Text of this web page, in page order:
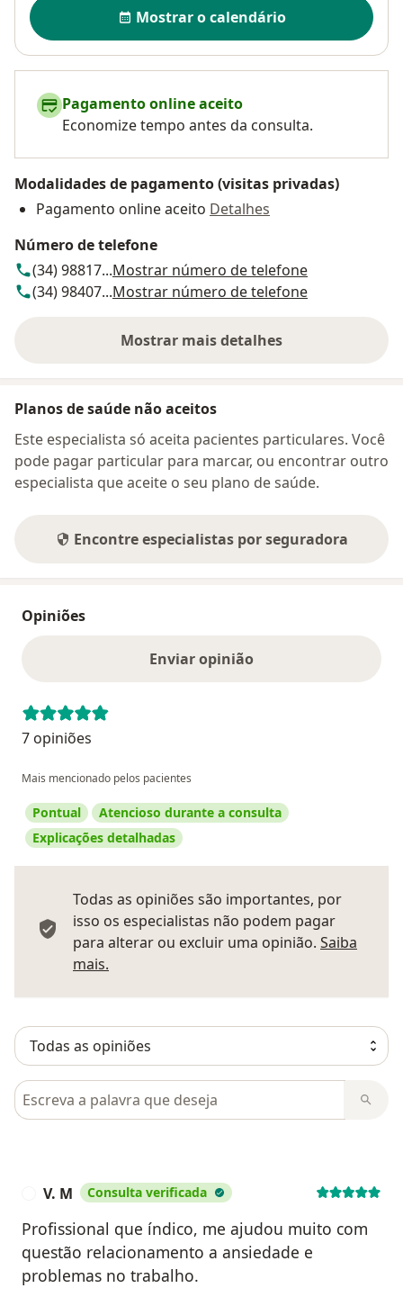
Mostrar o calendário
Pagamento online aceito
Economize tempo antes da consulta.
Modalidades de pagamento (visitas privadas)
Pagamento online aceito Detalhes
Número de telefone
(34) 98817...Mostrar número de telefone
(34) 98407...Mostrar número de telefone
Mostrar mais detalhes
sobre o endereço
Planos de saúde não aceitos
Este especialista só aceita pacientes particulares. Você
pode pagar particular para marcar, ou encontrar outro
especialista que aceite o seu plano de saúde.
Encontre especialistas por seguradora
Opiniões
Enviar opinião
7 opiniões
Mais mencionado pelos pacientes
Pontual
Atencioso durante a consulta
Explicações detalhadas
Todas as opiniões são importantes, por
isso os especialistas não podem pagar
para alterar ou excluir uma opinião. Saiba
mais.
Pesquisar em opiniões
V. M Consulta verificada
Profissional que índico, me ajudou muito com
questão relacionamento a ansiedade e
problemas no trabalho.